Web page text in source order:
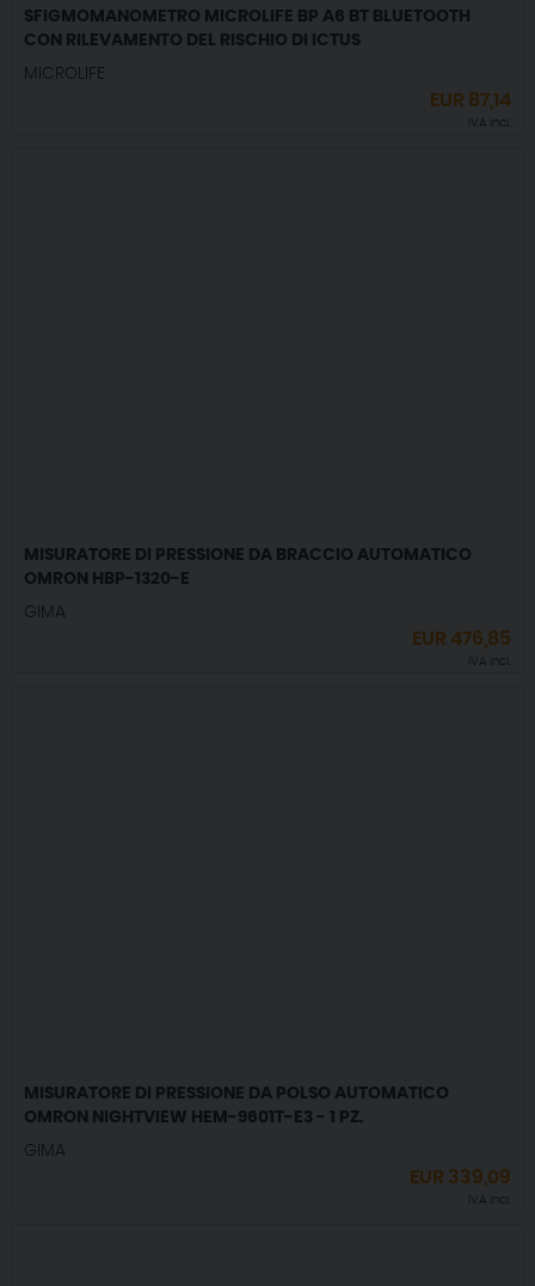
SFIGMOMANOMETRO MICROLIFE BP A6 BT BLUETOOTH
CON RILEVAMENTO DEL RISCHIO DI ICTUS
MICROLIFE
EUR 87,14
IVA incl.
MISURATORE DI PRESSIONE DA BRACCIO AUTOMATICO
OMRON HBP-1320-E
GIMA
EUR 476,85
IVA incl.
MISURATORE DI PRESSIONE DA POLSO AUTOMATICO
OMRON NIGHTVIEW HEM-9601T-E3 - 1 PZ.
GIMA
EUR 339,09
IVA incl.